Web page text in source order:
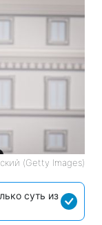
(Getty Images)
суть из